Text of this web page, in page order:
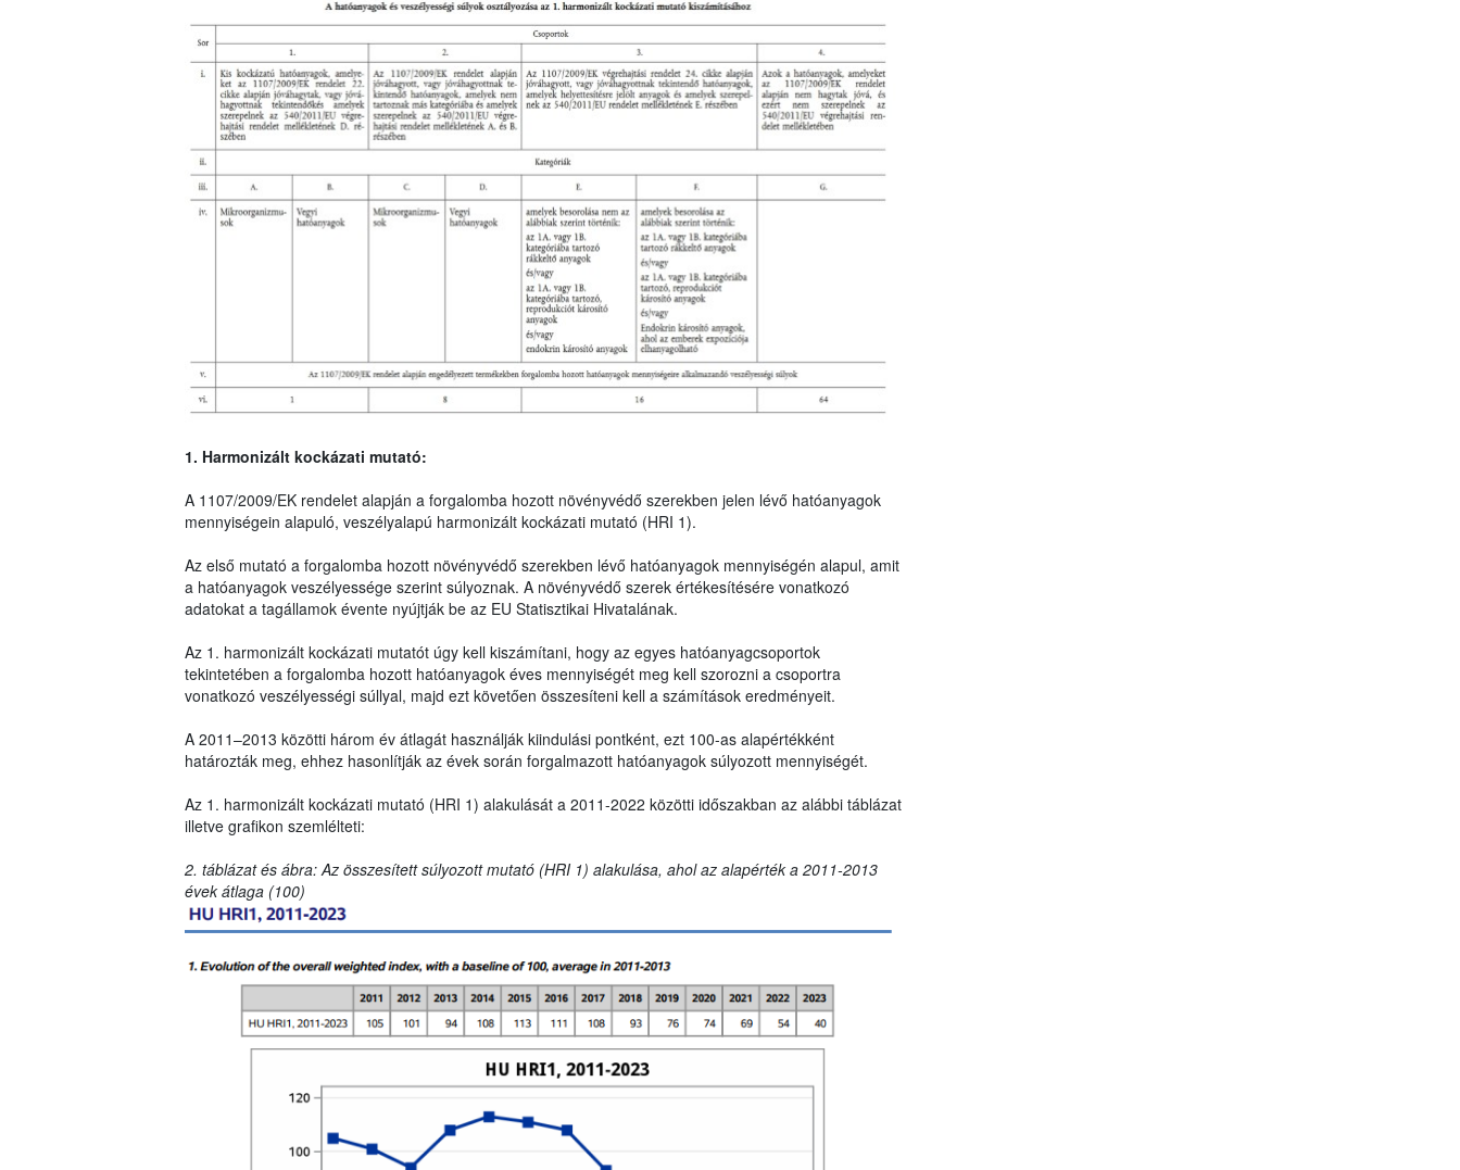
1. Harmonizált kockázati mutató:
A 1107/2009/EK rendelet alapján a forgalomba hozott növényvédő szerekben jelen lévő hatóanyagok
mennyiségein alapuló, veszélyalapú harmonizált kockázati mutató (HRI 1).
Az első mutató a forgalomba hozott növényvédő szerekben lévő hatóanyagok mennyiségén alapul, amit
a hatóanyagok veszélyessége szerint súlyoznak. A növényvédő szerek értékesítésére vonatkozó
adatokat a tagállamok évente nyújtják be az EU Statisztikai Hivatalának.
Az 1. harmonizált kockázati mutatót úgy kell kiszámítani, hogy az egyes hatóanyagcsoportok
tekintetében a forgalomba hozott hatóanyagok éves mennyiségét meg kell szorozni a csoportra
vonatkozó veszélyességi súllyal, majd ezt követően összesíteni kell a számítások eredményeit.
A 2011–2013 közötti három év átlagát használják kiindulási pontként, ezt 100-as alapértékként
határozták meg, ehhez hasonlítják az évek során forgalmazott hatóanyagok súlyozott mennyiségét.
Az 1. harmonizált kockázati mutató (HRI 1) alakulását a 2011-2022 közötti időszakban az alábbi táblázat
illetve grafikon szemlélteti:
2. táblázat és ábra: Az összesített súlyozott mutató (HRI 1) alakulása, ahol az alapérték a 2011-2013
évek átlaga (100)